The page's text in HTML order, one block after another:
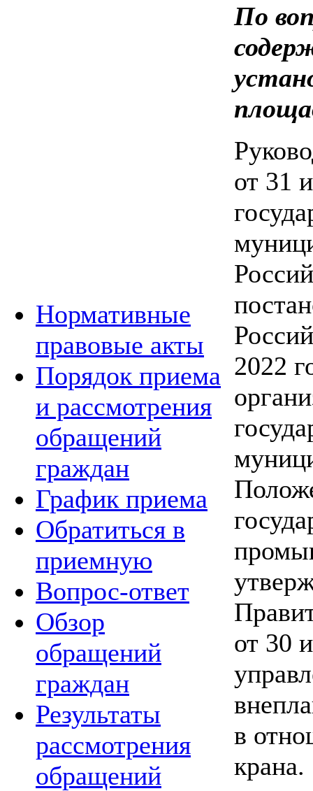
Нормативные
правовые акты
Порядок приема
и рассмотрения
обращений
граждан
График приема
Обратиться в
приемную
Вопрос-ответ
Обзор
обращений
граждан
Результаты
рассмотрения
обращений
По
от 31
2022
от 30
в
крана.